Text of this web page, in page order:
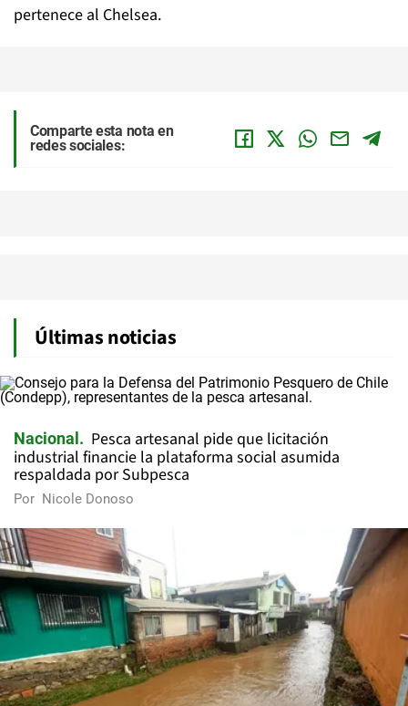
pertenece al Chelsea.
Comparte esta nota en
redes sociales:
Últimas noticias
Nacional
Pesca artesanal pide que licitación
industrial financie la plataforma social asumida
respaldada por Subpesca
Por Nicole Donoso